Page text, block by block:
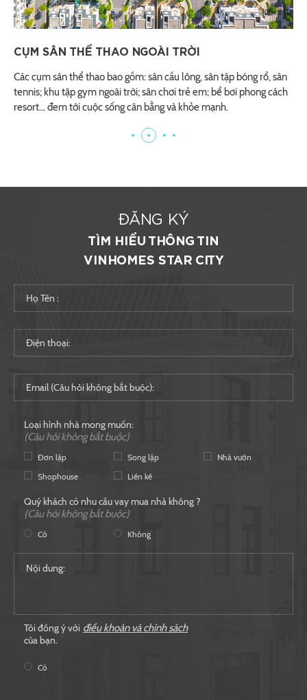
ĐẠI LỘ CHÂU ÂU
Đại lộ Châu Âu với hàng tượng điêu khắc ấn tượng, xen giữa thảm
cây xanh mát và những đóa hồng rực rỡ
CỤM SÂN THỂ THAO NGOÀI TRỜI
Các cụm sân thể thao bao gồm: sân cầu lông, sân tập bóng rổ, sân
tennis; khu tập gym ngoài trời; sân chơi trẻ em; bể bơi phong cách
resort... đem tới cuộc sống cân bằng và khỏe mạnh.
Quảng trường rộng lớn để bạn dạo bước bên những khu vườn, giàn
hoa, cảnh quan xanh thơ mộng
Vườn nướng BBQ ngoài trời đem tới không gian sinh hoạt chung
hiện đại, tiện nghi, là nơi để gia đình bạn sum vầy mỗi dịp cuối tuần
hay nghỉ lễ
ĐĂNG KÝ
TÌM HIỂU THÔNG TIN
VINHOMES STAR CITY
Loại hình nhà mong muốn:
(Câu hỏi không bắt buộc)
Đơn lập Song lập
Nhà vườn
Shophouse
Liền kề
Quý khách có nhu cầu vay mua nhà không ?
(Câu hỏi không bắt buộc)
Có Không
Tôi đồng ý với điều khoản và chính sách
của bạn.
Có